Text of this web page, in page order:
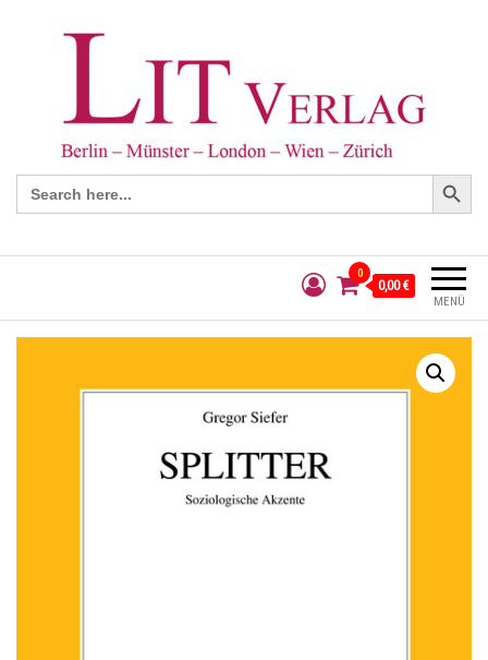
Search
for:
Search Button
MENÜ
0
0,00 €